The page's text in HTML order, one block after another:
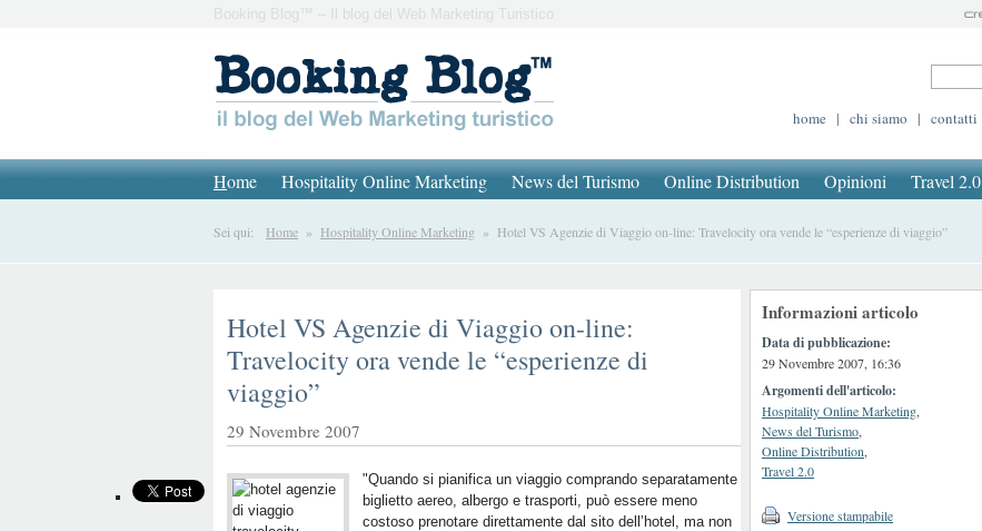
Booking Blog™ – Il blog del Web Marketing Turistico
home | chi siamo | contatti
Home Hospitality Online Marketing News del Turismo Online Distribution Opinioni Travel 2.0
Sei qui: Home » Hospitality Online Marketing » Hotel VS Agenzie di Viaggio on-line: Travelocity ora vende le “esperienze di viaggio”
Informazioni articolo
Data di pubblicazione:
29 Novembre 2007, 16:36
Argomenti dell'articolo:
Hospitality Online Marketing,
News del Turismo,
Online Distribution,
Travel 2.0
Versione stampabile
Hotel VS Agenzie di Viaggio on-line:
Travelocity ora vende le “esperienze di
viaggio”
29 Novembre 2007
"Quando si pianifica un viaggio comprando separatamente
biglietto aereo, albergo e trasporti, può essere meno
costoso prenotare direttamente dal sito dell’hotel, ma non